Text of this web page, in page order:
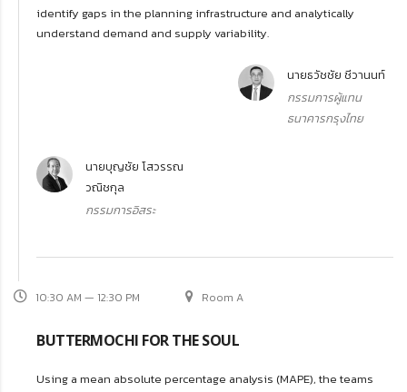
identify gaps in the planning infrastructure and analytically
understand demand and supply variability.
นายธวัชชัย ชีวานนท์
กรรมการผู้แทน
ธนาคารกรุงไทย
นายบุญชัย โสวรรณ
วณิชกุล
กรรมการอิสระ
10:30 AM — 12:30 PM Room A
BUTTERMOCHI FOR THE SOUL
Using a mean absolute percentage analysis (MAPE), the teams